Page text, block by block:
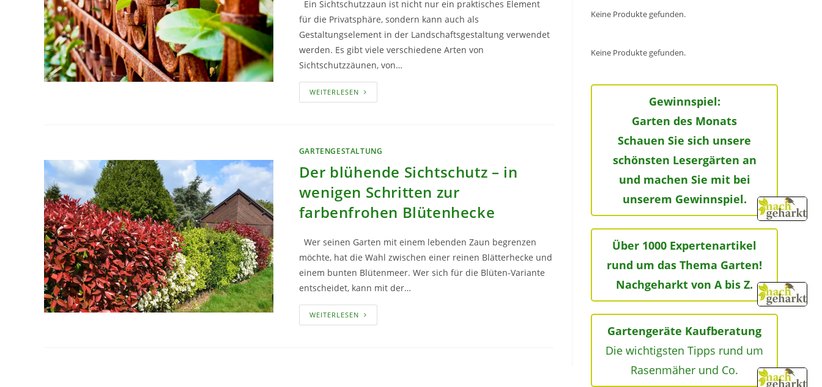
Ein Sichtschutzzaun ist nicht nur ein praktisches Element
für die Privatsphäre, sondern kann auch als
Gestaltungselement in der Landschaftsgestaltung verwendet
werden. Es gibt viele verschiedene Arten von
Sichtschutzzäunen, von…
WEITERLESENWIE
MAN
UM
HARMONISCHE
ATMOSPHÄRE
ZU
SCHAFFEN
GARTENGESTALTUNG
Der blühende Sichtschutz – in
wenigen Schritten zur
farbenfrohen Blütenhecke
Wer seinen Garten mit einem lebenden Zaun begrenzen
möchte, hat die Wahl zwischen einer reinen Blätterhecke und
einem bunten Blütenmeer. Wer sich für die Blüten-Variante
entscheidet, kann mit der…
WEITERLESENDER
BLÜHENDE
Keine Produkte gefunden.
Keine Produkte gefunden.
Gewinnspiel:
Garten des Monats
Schauen Sie sich unsere
schönsten Lesergärten an
und machen Sie mit bei
unserem Gewinnspiel.
Über 1000 Expertenartikel
rund um das Thema Garten!
Nachgeharkt von A bis Z.
Gartengeräte Kaufberatung
Die wichtigsten Tipps rund um
Rasenmäher und Co.